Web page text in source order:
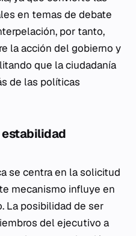
en temas de debate
por tanto,
la acción del gobierno y
que la ciudadanía
de las políticas
se centra en la solicitud
mecanismo influye en
La posibilidad de ser
del ejecutivo a